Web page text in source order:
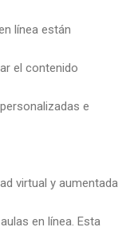
línea están
el contenido
e
virtual y aumentada
en línea. Esta